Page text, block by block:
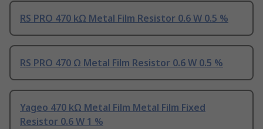
RS PRO 470 kΩ Metal Film Resistor 0.6 W 0.5 %
RS PRO 470 Ω Metal Film Resistor 0.6 W 0.5 %
Yageo 470 kΩ Metal Film Metal Film Fixed
Resistor 0.6 W 1 %